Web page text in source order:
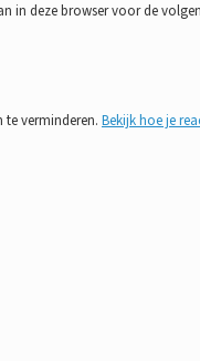
in deze browser voor de
te verminderen. Bekijk hoe je